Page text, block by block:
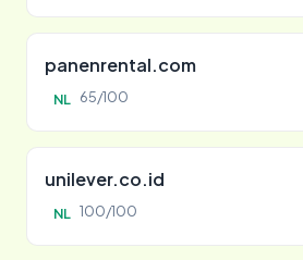
panenrental.com
NL 65/100
unilever.co.id
NL 100/100